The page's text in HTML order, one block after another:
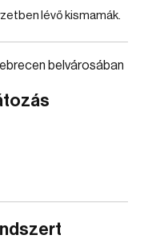
lévő kismamák.